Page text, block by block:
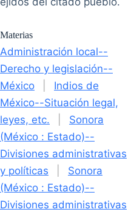
Materias
Administración local--
Derecho y legislación--
México
Indios de
México--Situación legal,
leyes, etc.
Sonora
(México : Estado)--
Divisiones administrativas
y políticas
Sonora
(México : Estado)--
Divisiones administrativas